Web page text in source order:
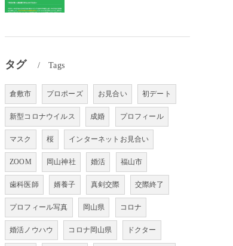
タグ Tags
倉敷市 プロポーズ お見合い 初デート
新型コロナウイルス 成婚 プロフィール
マスク 桜 インターネットお見合い
ZOOM 岡山神社 婚活 福山市
歯科医師 婿養子 真剣交際 交際終了
プロフィール写真 岡山県 コロナ
婚活ノウハウ コロナ岡山県 ドクター